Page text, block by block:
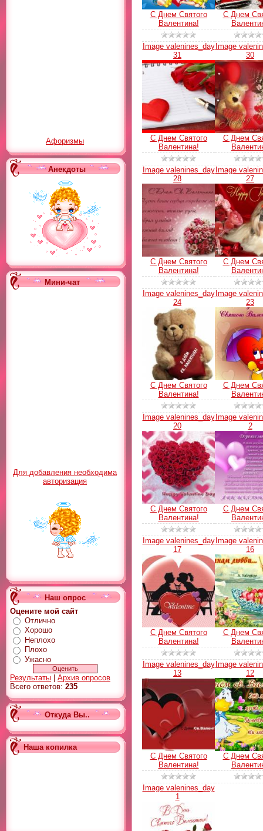
Афоризмы
Анекдоты
Мини-чат
Для добавления необходима
авторизация
Наш опрос
Оцените мой сайт
Отлично
Хорошо
Неплохо
Плохо
Ужасно
Результаты
Архив опросов
Всего ответов: 235
Откуда Вы..
Наша копилка
С Днем Святого
Валентина!
С Днем
Image valenines_day
31
С Днем Святого
Валентина!
Image
30
С Днем
Image valenines_day
28
С Днем Святого
Валентина!
Image
27
С Днем
Image valenines_day
24
С Днем Святого
Валентина!
Image
23
С Днем
Image valenines_day
20
С Днем Святого
Валентина!
Image
2
С Днем
Image valenines_day
17
С Днем Святого
Валентина!
Image
16
С Днем
Image valenines_day
13
С Днем Святого
Валентина!
Image
12
С Днем
Image valenines_day
1